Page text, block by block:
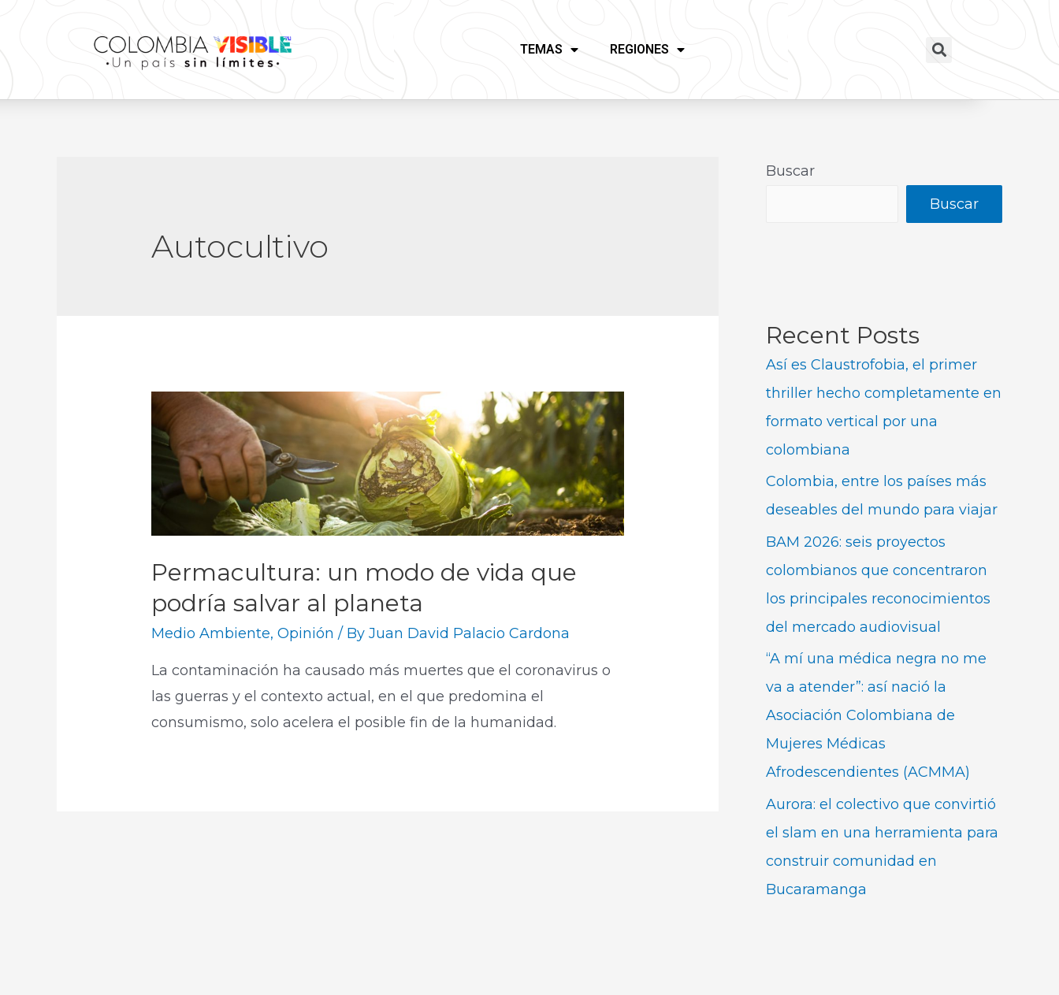
TEMAS REGIONES
Autocultivo
Permacultura: un modo de vida que
podría salvar al planeta
Medio Ambiente,Opinión / ByJuan David Palacio Cardona
La contaminación ha causado más muertes que el coronavirus o
las guerras y el contexto actual, en el que predomina el
consumismo, solo acelera el posible fin de la humanidad.
Buscar
Buscar
Recent Posts
Así es Claustrofobia, el primer
thriller hecho completamente en
formato vertical por una
colombiana
Colombia, entre los países más
deseables del mundo para viajar
BAM 2026: seis proyectos
colombianos que concentraron
los principales reconocimientos
del mercado audiovisual
“A mí una médica negra no me
va a atender”: así nació la
Asociación Colombiana de
Mujeres Médicas
Afrodescendientes (ACMMA)
Aurora: el colectivo que convirtió
el slam en una herramienta para
construir comunidad en
Bucaramanga